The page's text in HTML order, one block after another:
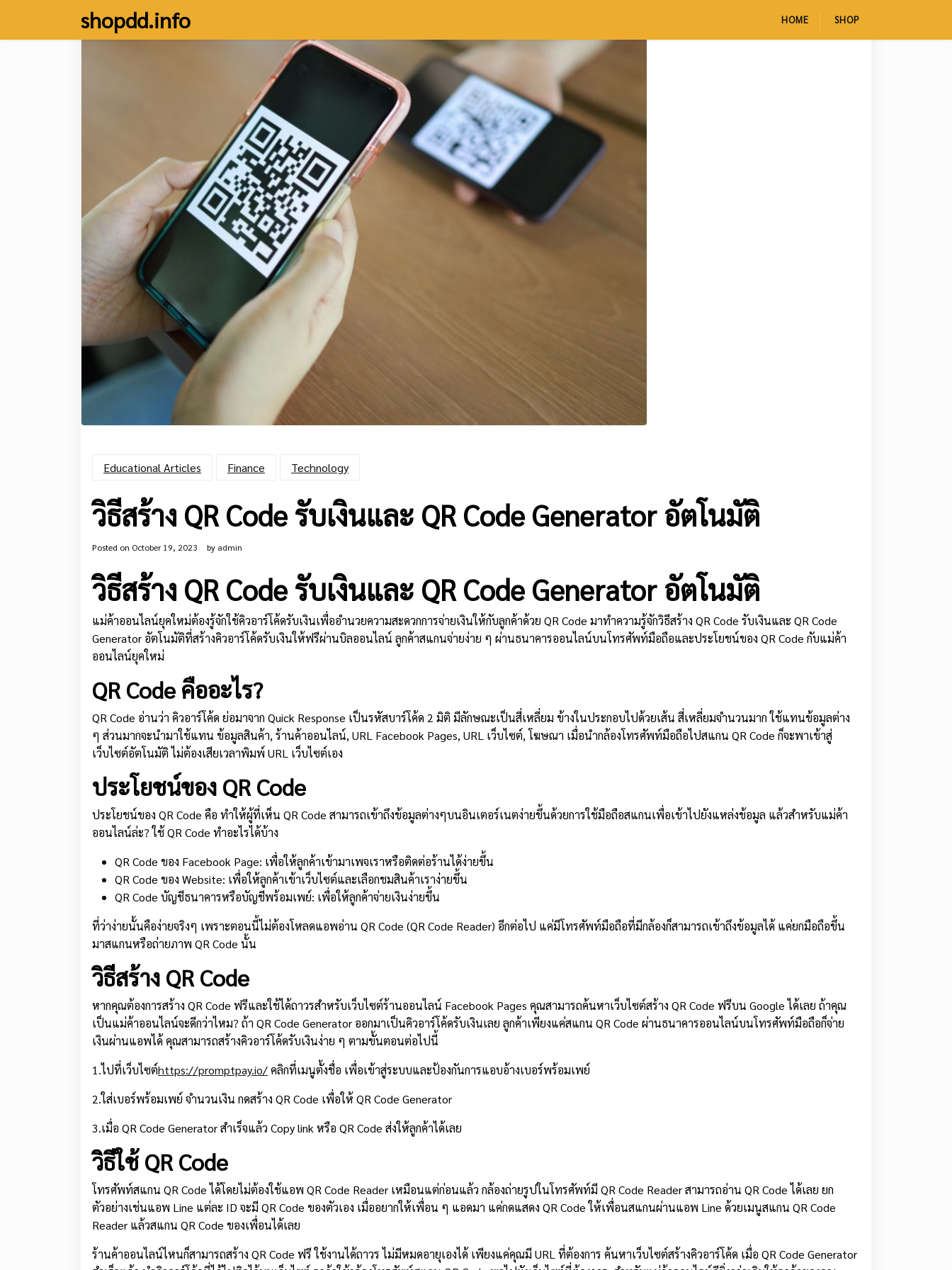
content
shopdd.info HOME SHOP
Educational Articles Finance Technology
วิธีสร้าง QR Code รับเงินและ QR Code Generator อัตโนมัติ
Posted on October 19, 2023 by admin
วิธีสร้าง QR Code รับเงินและ QR Code Generator อัตโนมัติ
แม่ค้าออนไลน์ยุคใหม่ต้องรู้จักใช้คิวอาร์โค้ดรับเงินเพื่ออำนวยความสะดวกการจ่ายเงินให้กับลูกค้าด้วย QR Code มาทำความรู้จักวิธีสร้าง QR Code รับเงินและ QR Code
Generator อัตโนมัติที่สร้างคิวอาร์โค้ดรับเงินให้ฟรีผ่านบิลออนไลน์ ลูกค้าสแกนจ่ายง่าย ๆ ผ่านธนาคารออนไลน์บนโทรศัพท์มือถือและประโยชน์ของ QR Code กับแม่ค้า
ออนไลน์ยุคใหม่
QR Code คืออะไร?
QR Code อ่านว่า คิวอาร์โค้ด ย่อมาจาก Quick Response เป็นรหัสบาร์โค้ด 2 มิติ มีลักษณะเป็นสี่เหลี่ยม ข้างในประกอบไปด้วยเส้น สี่เหลี่ยมจำนวนมาก ใช้แทนข้อมูลต่าง
ๆ ส่วนมากจะนำมาใช้แทน ข้อมูลสินค้า, ร้านค้าออนไลน์, URL Facebook Pages, URL เว็บไซต์, โฆษณา เมื่อนำกล้องโทรศัพท์มือถือไปสแกน QR Code ก็จะพาเข้าสู่
เว็บไซต์อัตโนมัติ ไม่ต้องเสียเวลาพิมพ์ URL เว็บไซต์เอง
ประโยชน์ของ QR Code
ประโยชน์ของ QR Code คือ ทำให้ผู้ที่เห็น QR Code สามารถเข้าถึงข้อมูลต่างๆบนอินเตอร์เนตง่ายขึ้นด้วยการใช้มือถือสแกนเพื่อเข้าไปยังแหล่งข้อมูล แล้วสำหรับแม่ค้า
ออนไลน์ล่ะ? ใช้ QR Code ทำอะไรได้บ้าง
QR Code ของ Facebook Page: เพื่อให้ลูกค้าเข้ามาเพจเราหรือติดต่อร้านได้ง่ายขึ้น
QR Code ของ Website: เพื่อให้ลูกค้าเข้าเว็บไซต์และเลือกชมสินค้าเราง่ายขึ้น
QR Code บัญชีธนาคารหรือบัญชีพร้อมเพย์: เพื่อให้ลูกค้าจ่ายเงินง่ายขึ้น
ที่ว่าง่ายนั้นคือง่ายจริงๆ เพราะตอนนี้ไม่ต้องโหลดแอพอ่าน QR Code (QR Code Reader) อีกต่อไป แค่มีโทรศัพท์มือถือที่มีกล้องก็สามารถเข้าถึงข้อมูลได้ แค่ยกมือถือขึ้น
มาสแกนหรือถ่ายภาพ QR Code นั้น
วิธีสร้าง QR Code
หากคุณต้องการสร้าง QR Code ฟรีและใช้ได้ถาวรสำหรับเว็บไซต์ร้านออนไลน์ Facebook Pages คุณสามารถค้นหาเว็บไซต์สร้าง QR Code ฟรีบน Google ได้เลย ถ้าคุณ
เป็นแม่ค้าออนไลน์จะดีกว่าไหม? ถ้า QR Code Generator ออกมาเป็นคิวอาร์โค้ดรับเงินเลย ลูกค้าเพียงแค่สแกน QR Code ผ่านธนาคารออนไลน์บนโทรศัพท์มือถือก็จ่าย
เงินผ่านแอพได้ คุณสามารถสร้างคิวอาร์โค้ดรับเงินง่าย ๆ ตามขั้นตอนต่อไปนี้
1.ไปที่เว็บไซต์https://promptpay.io/คลิกที่เมนูตั้งชื่อ เพื่อเข้าสู่ระบบและป้องกันการแอบอ้างเบอร์พร้อมเพย์
2.ใส่เบอร์พร้อมเพย์ จำนวนเงิน กดสร้าง QR Code เพื่อให้ QR Code Generator
3.เมื่อ QR Code Generator สำเร็จแล้ว Copy link หรือ QR Code ส่งให้ลูกค้าได้เลย
วิธีใช้ QR Code
โทรศัพท์สแกน QR Code ได้โดยไม่ต้องใช้แอพ QR Code Reader เหมือนแต่ก่อนแล้ว กล้องถ่ายรูปในโทรศัพท์มี QR Code Reader สามารถอ่าน QR Code ได้เลย ยก
ตัวอย่างเช่นแอพ Line แต่ละ ID จะมี QR Code ของตัวเอง เมื่ออยากให้เพื่อน ๆ แอดมา แค่กดแสดง QR Code ให้เพื่อนสแกนผ่านแอพ Line ด้วยเมนูสแกน QR Code
Reader แล้วสแกน QR Code ของเพื่อนได้เลย
ร้านค้าออนไลน์ไหนก็สามารถสร้าง QR Code ฟรี ใช้งานได้ถาวร ไม่มีหมดอายุเองได้ เพียงแค่คุณมี URL ที่ต้องการ ค้นหาเว็บไซต์สร้างคิวอาร์โค้ด เมื่อ QR Code Generator